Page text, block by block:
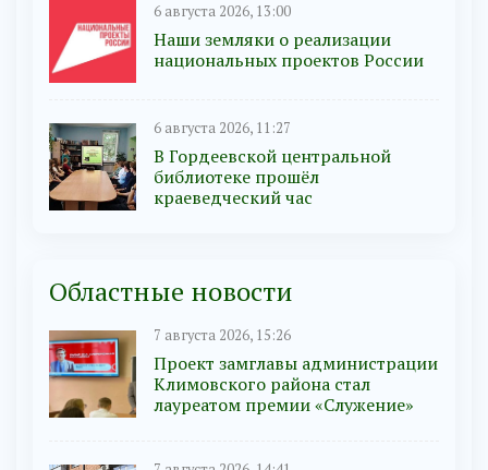
6 августа 2026, 13:00
Наши земляки о реализации
национальных проектов России
6 августа 2026, 11:27
В Гордеевской центральной
библиотеке прошёл
краеведческий час
Областные новости
7 августа 2026, 15:26
Проект замглавы администрации
Климовского района стал
лауреатом премии «Служение»